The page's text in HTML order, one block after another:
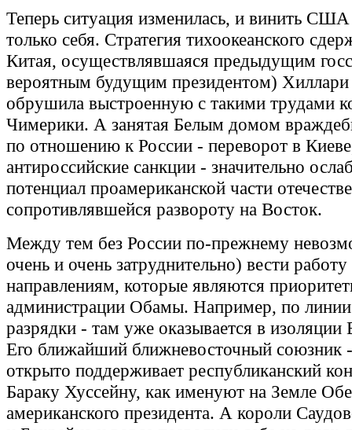
Теперь ситуация изменилась, и винить
только себя. Стратегия тихоокеанского
Китая, осуществлявшаяся предыдущим
вероятным будущим президентом)
обрушила выстроенную с такими трудами
Чимерики. А занятая Белым домом
по отношению к России - переворот в
антироссийские санкции - значительно
потенциал проамериканской части
сопротивлявшейся развороту на Восток.
Между тем без России по-прежнему
очень и очень затруднительно) вести
направлениям, которые являются
администрации Обамы. Например, по линии
разрядки - там уже оказывается в
Его ближайший ближневосточный союзник
открыто поддерживает республиканский
Бараку Хуссейну, как именуют на Земле
американского президента. А короли